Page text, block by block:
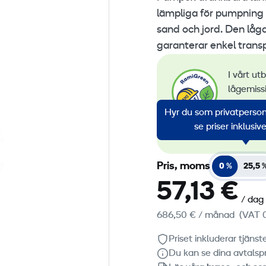
lämpliga för
sand och jord. Den
garanterar enkel
I vårt
av
alla
Hyr du som
se priser
Pris, moms 0 % 25,5
57,13 € / dag
686,50 € / månad (VAT
Priset inkluderar
Du kan se dina